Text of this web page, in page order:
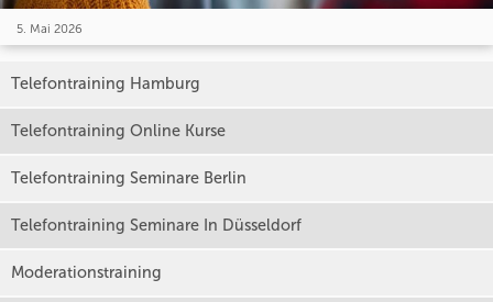
5. Mai 2026
Telefontraining Hamburg
Telefontraining Online Kurse
Telefontraining Seminare Berlin
Telefontraining Seminare In Düsseldorf
Moderationstraining